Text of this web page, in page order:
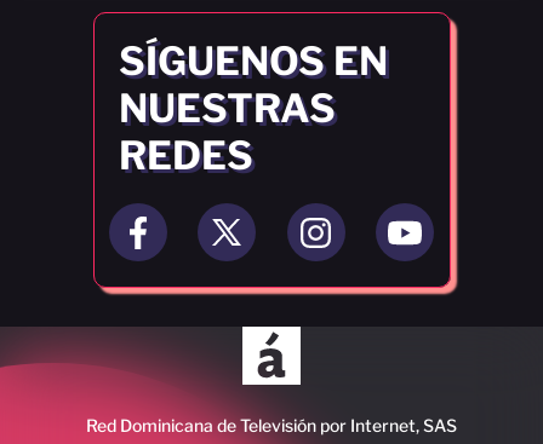
SÍGUENOS EN
NUESTRAS
REDES
Red Dominicana de Televisión por Internet, SAS